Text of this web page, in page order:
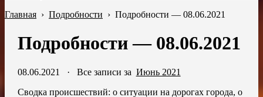
Главная › Подробности › Подробности — 08.06.2021
Подробности — 08.06.2021
08.06.2021 · Все записи за Июнь 2021
Сводка происшествий: о ситуации на дорогах города, о